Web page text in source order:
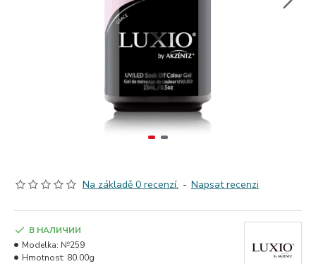
Na základě 0 recenzí. - Napsat recenzi
В НАЛИЧИИ
Modelka: №259
Hmotnost: 80.00g